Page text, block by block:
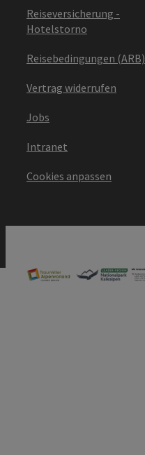
Reiseversicherung -
Hotelstorno
Reisebedingungen (ARB)
Vertrag widerrufen
Jobs
Intranet
Cookies anpassen